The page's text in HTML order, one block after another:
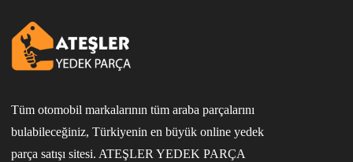
Tüm otomobil markalarının tüm araba parçalarını
bulabileceğiniz, Türkiyenin en büyük online yedek
parça satışı sitesi. ATEŞLER YEDEK PARÇA